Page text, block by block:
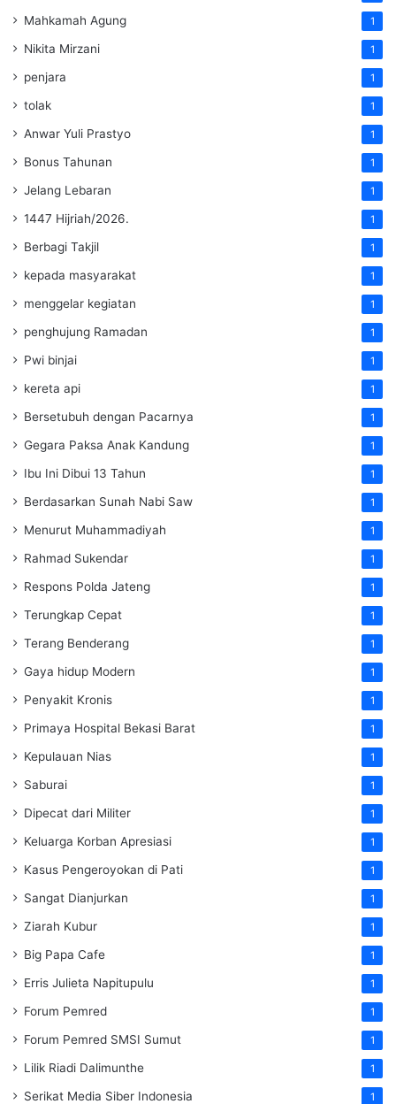
Mahkamah Agung 1
Nikita Mirzani 1
penjara 1
tolak 1
Anwar Yuli Prastyo 1
Bonus Tahunan 1
Jelang Lebaran 1
1447 Hijriah/2026. 1
Berbagi Takjil 1
kepada masyarakat 1
menggelar kegiatan 1
penghujung Ramadan 1
Pwi binjai 1
kereta api 1
Bersetubuh dengan Pacarnya 1
Gegara Paksa Anak Kandung 1
Ibu Ini Dibui 13 Tahun 1
Berdasarkan Sunah Nabi Saw 1
Menurut Muhammadiyah 1
Rahmad Sukendar 1
Respons Polda Jateng 1
Terungkap Cepat 1
Terang Benderang 1
Gaya hidup Modern 1
Penyakit Kronis 1
Primaya Hospital Bekasi Barat 1
Kepulauan Nias 1
Saburai 1
Dipecat dari Militer 1
Keluarga Korban Apresiasi 1
Kasus Pengeroyokan di Pati 1
Sangat Dianjurkan 1
Ziarah Kubur 1
Big Papa Cafe 1
Erris Julieta Napitupulu 1
Forum Pemred 1
Forum Pemred SMSI Sumut 1
Lilik Riadi Dalimunthe 1
Serikat Media Siber Indonesia 1